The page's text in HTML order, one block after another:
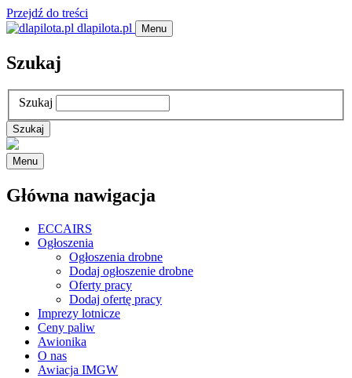
Przejdź do treści
dlapilota.pl
Menu
Szukaj
Szukaj
Menu
Główna nawigacja
ECCAIRS
Ogłoszenia
Ogłoszenia drobne
Dodaj ogłoszenie drobne
Oferty pracy
Dodaj ofertę pracy
Imprezy lotnicze
Ceny paliw
Awionika
O nas
Awiacja IMGW